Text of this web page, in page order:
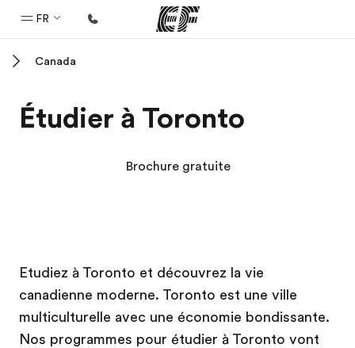
FR
Bienvenue chez EF
Programmes
Qui sommes-nous ?
EF recrute
Rejoignez nos équipes
Canada
Étudier à Toronto
Brochure gratuite
Etudiez à Toronto et découvrez la vie
canadienne moderne. Toronto est une ville
multiculturelle avec une économie bondissante.
Nos programmes pour étudier à Toronto vont